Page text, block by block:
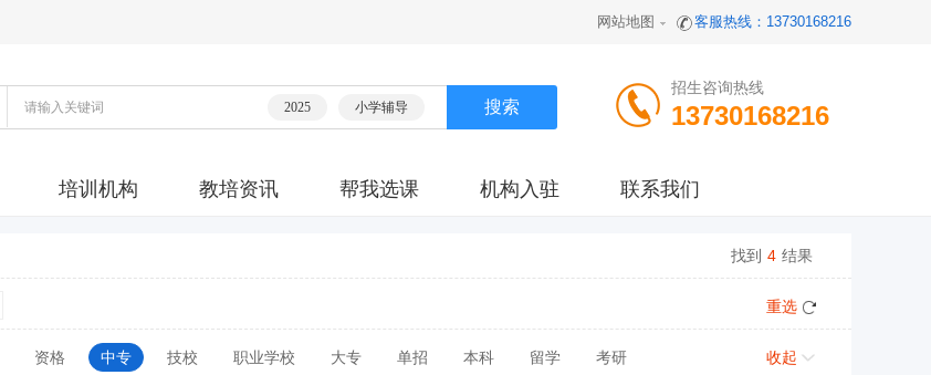
网站地图 客服热线：13730168216
2025 小学辅导
招生咨询热线
13730168216
培训机构 教培资讯 帮我选课 机构入驻 联系我们
找到 4 结果
重选
资格 中专 技校 职业学校 大专 单招 本科 留学 考研 收起